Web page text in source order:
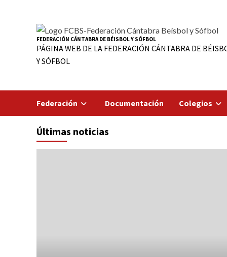
FEDERACIÓN CÁNTABRA DE BÉISBOL Y SÓFBOL
PÁGINA WEB DE LA FEDERACIÓN CÁNTABRA DE
Y SÓFBOL
Federación Documentación Colegios
Últimas noticias